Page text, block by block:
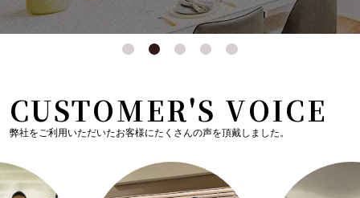
CUSTOMER'S VOICE
弊社をご利用いただいたお客様にたくさんの声を頂戴しました。